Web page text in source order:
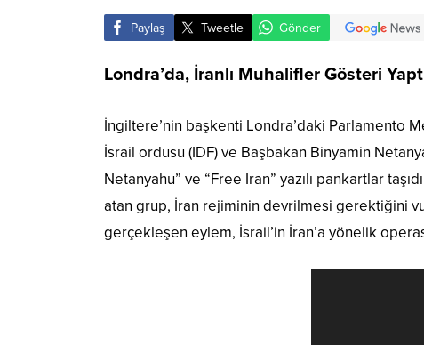
Paylaş Tweetle Gönder
Londra’da, İranlı Muhalifler Gösteri
İngiltere’nin başkenti Londra’daki Parlamento
İsrail ordusu (IDF) ve Başbakan Binyamin
Netanyahu” ve “Free Iran” yazılı pankartlar
atan grup, İran rejiminin devrilmesi gerektiğini
gerçekleşen eylem, İsrail’in İran’a yönelik